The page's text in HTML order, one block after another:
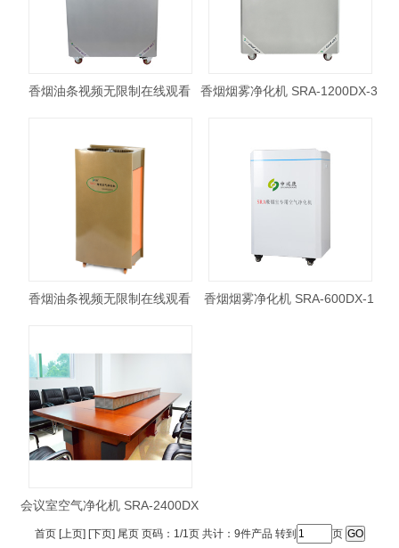
香烟油条视频无限制在线观看
香烟烟雾净化机 SRA-1200DX-3
香烟油条视频无限制在线观看
香烟烟雾净化机 SRA-600DX-1
会议室空气净化机 SRA-2400DX
首页 [上页] [下页] 尾页 页码：1/1页 共计：9件产品 转到 页